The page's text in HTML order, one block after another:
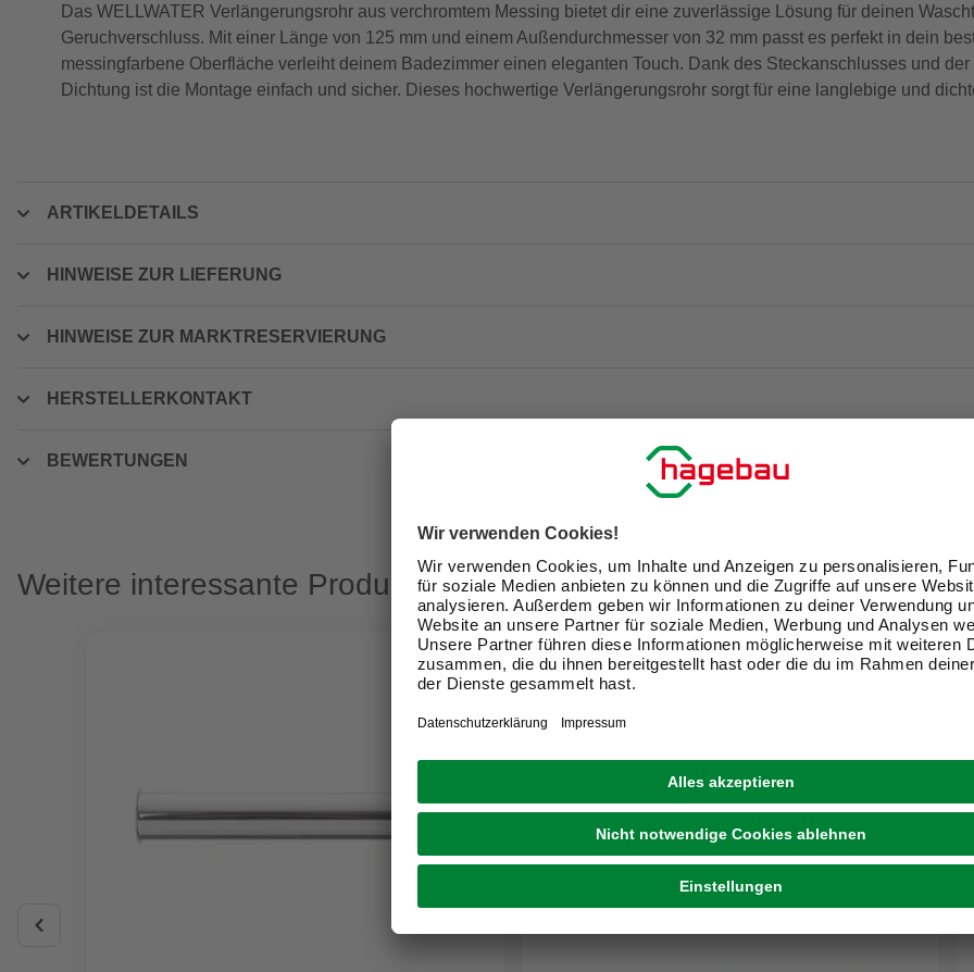
Das WELLWATER Verlängerungsrohr aus verchromtem Messing bietet dir eine zuverlässige Lösung für deinen
Geruchverschluss. Mit einer Länge von 125 mm und einem Außendurchmesser von 32 mm passt es perfekt in dein
messingfarbene Oberfläche verleiht deinem Badezimmer einen eleganten Touch. Dank des Steckanschlusses und
Dichtung ist die Montage einfach und sicher. Dieses hochwertige Verlängerungsrohr sorgt für eine langlebige und
ARTIKELDETAILS
HINWEISE ZUR LIEFERUNG
HINWEISE ZUR MARKTRESERVIERUNG
HERSTELLERKONTAKT
BEWERTUNGEN
Weitere interessante Produkte